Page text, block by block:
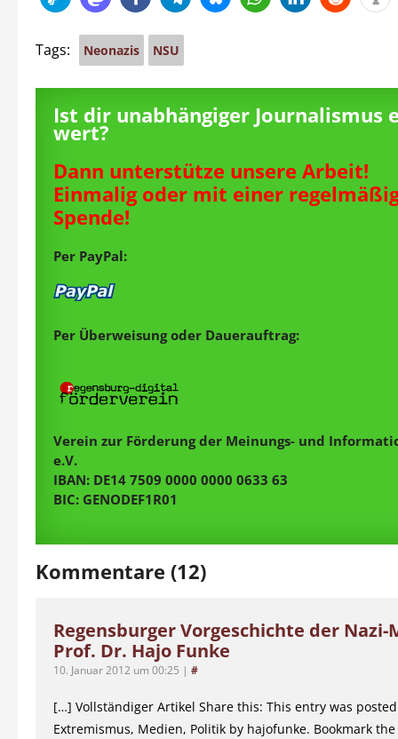
Tags: Neonazis NSU
Ist dir unabhängiger Journalismus
wert?
Dann unterstütze unsere Arbeit!
Einmalig oder mit einer
Spende!
Per PayPal:
Per Überweisung oder Dauerauftrag:
Verein zur Förderung der Meinungs- und
e.V.
IBAN: DE14 7509 0000 0000 0633 63
BIC: GENODEF1R01
Kommentare (12)
Regensburger Vorgeschichte der
Prof. Dr. Hajo Funke
10. Januar 2012 um 00:25 | #
[…] Vollständiger Artikel Share this: This entry was
Extremismus, Medien, Politik by hajofunke. Bookmark